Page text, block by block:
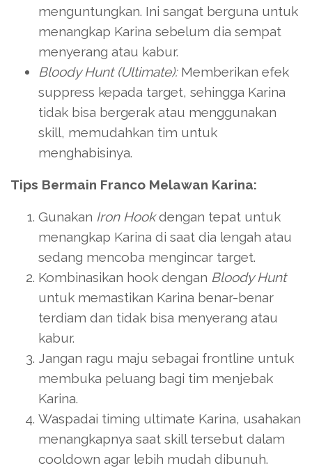
menguntungkan. Ini sangat berguna untuk
menangkap Karina sebelum dia sempat
menyerang atau kabur.
Bloody Hunt (Ultimate):Memberikan efek
suppress kepada target, sehingga Karina
tidak bisa bergerak atau menggunakan
skill, memudahkan tim untuk
menghabisinya.
Tips Bermain Franco Melawan Karina:
Gunakan Iron Hookdengan tepat untuk
menangkap Karina di saat dia lengah atau
sedang mencoba mengincar target.
Kombinasikan hook dengan Bloody Hunt
untuk memastikan Karina benar-benar
terdiam dan tidak bisa menyerang atau
kabur.
Jangan ragu maju sebagai frontline untuk
membuka peluang bagi tim menjebak
Karina.
Waspadai timing ultimate Karina, usahakan
menangkapnya saat skill tersebut dalam
cooldown agar lebih mudah dibunuh.